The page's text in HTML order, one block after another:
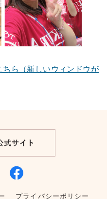
ちら（新しいウィンドウが
プライバシーポリシー